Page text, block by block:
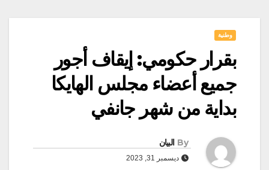
وطنية
بقرار حكومي: إيقاف أجور
جميع أعضاء مجلس الهايكا
بداية من شهر جانفي
By البيان
ديسمبر 31, 2023